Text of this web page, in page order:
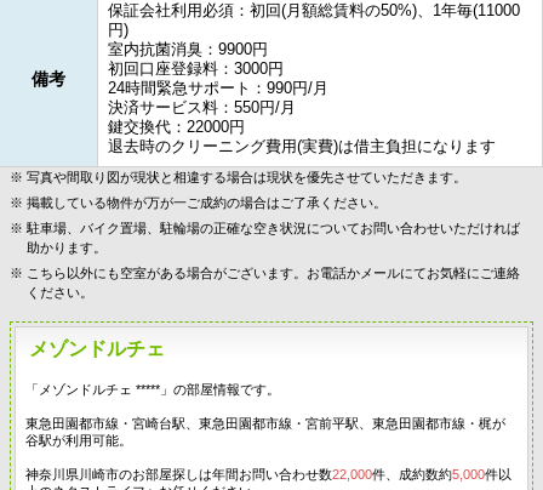
備考
保証会社利用必須：初回(月額総賃料の50%)、1年毎(11000
円)
室内抗菌消臭：9900円
初回口座登録料：3000円
24時間緊急サポート：990円/月
決済サービス料：550円/月
鍵交換代：22000円
退去時のクリーニング費用(実費)は借主負担になります
写真や間取り図が現状と相違する場合は現状を優先させていただきます。
掲載している物件が万が一ご成約の場合はご了承ください。
駐車場、バイク置場、駐輪場の正確な空き状況についてお問い合わせいただければ
助かります。
こちら以外にも空室がある場合がございます。お電話かメールにてお気軽にご連絡
ください。
メゾンドルチェ
「メゾンドルチェ *****」の部屋情報です。
東急田園都市線・宮崎台駅、東急田園都市線・宮前平駅、東急田園都市線・梶が
谷駅が利用可能。
神奈川県川崎市のお部屋探しは年間お問い合わせ数22,000件、成約数約5,000件以